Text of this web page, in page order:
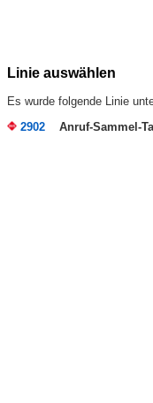
Linie auswählen
Es wurde folgende Linie
2902
Anruf-Sammel-